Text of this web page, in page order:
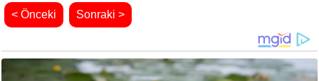
< Önceki Sonraki >